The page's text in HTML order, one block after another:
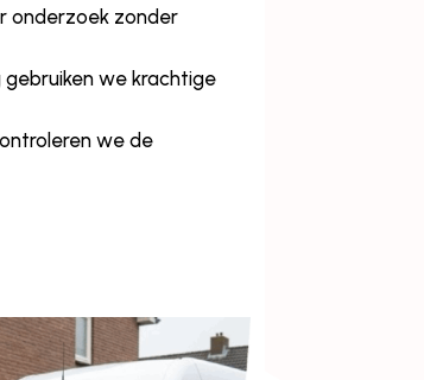
onderzoek zonder
we krachtige
we de